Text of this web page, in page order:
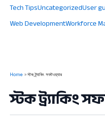
Tech TipsUncategorizedUser
Web DevelopmentWorkforce
Home স্টক ট্র্যাকিং সফটওয়্যার
স্টক ট্র্যাকিং